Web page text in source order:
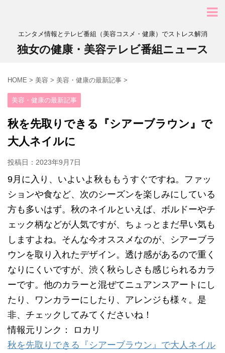
エンタメ情報とテレビ番組（美容コスメ・健康）でストレス解消
独女の健康・美容テレビ番組ニュース
HOME > 美容 > 美容・健康の最新記事 >
美容・健康の最新記事
秋を先取りできる『シアーブラウン』で
大人ネイルに
投稿日： 2023年9月7日
9月に入り、いよいよ秋ももうすぐですね。ファッ
ションや食など、次のシーズンを楽しみにしている
方も多いはず。秋のネイルといえば、ボルドーやチ
ェック柄などが人気ですが、ちょっとまだ早い気も
しますよね。そんな今オススメなのが、シアーブラ
ウンを取り入れたデザイン。透け感があるので重く
なりにくいですが、渋く秋らしさも感じられるカラ
ーです。他のカラーと混ぜてニュアンスアートにし
たり、ワンカラーにしたり、アレンジも様々。是
非、チェックしてみてくださいね！
情報元リンク： ロカリ
秋を先取りできる『シアーブラウン』で大人ネイル